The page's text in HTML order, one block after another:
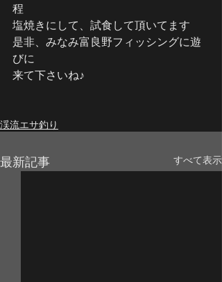
程
塩焼きにして、試食して頂いてます
是非、みなみ富良野フィッシングに遊
びに
来て下さいね♪
渓流エサ釣り
最新記事 すべて表示